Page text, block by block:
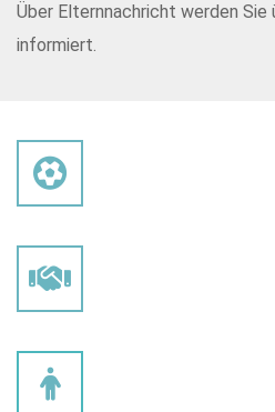
Über Elternnachricht werden Sie
informiert.